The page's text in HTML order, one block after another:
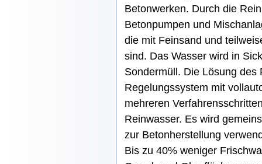
Betonwerken. Durch die
Betonpumpen und
die mit Feinsand und
sind. Das Wasser wird in
Sondermüll. Die Lösung
Regelungssystem mit
mehreren
Reinwasser. Es wird
zur Betonherstellung
Bis zu 40% weniger